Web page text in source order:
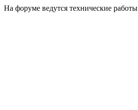
На форуме ведутся технические работы